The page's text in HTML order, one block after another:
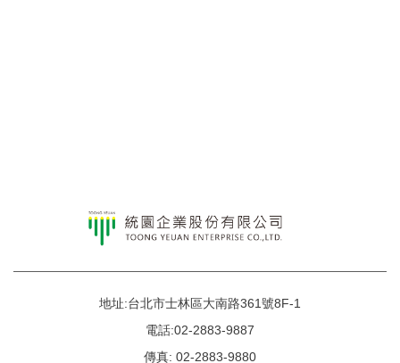
地址:台北市士林區大南路361號8F-1
電話:02-2883-9887
傳真: 02-2883-9880